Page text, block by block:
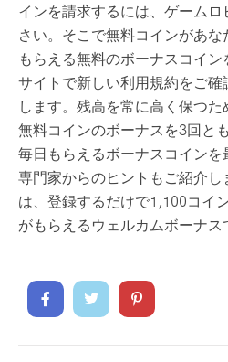
インを請求するには、ゲーム
さい。そこで無料コインがあ
もらえる無料のボーナスコイ
サイトで新しい利用規約をご
します。残高を常に高く保つ
無料コインのボーナスを3回と
毎日もらえるボーナスコイン
専門家からのヒントもご紹介
は、登録するだけで1,100コイ
がもらえるウェルカムボーナス